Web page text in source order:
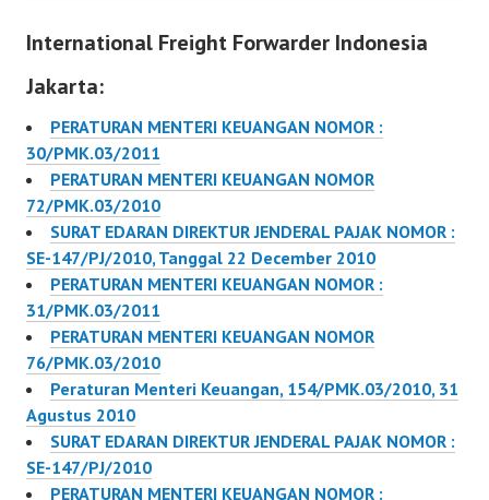
Dikecualikan Dari Objek
International Freight Forwarder Indonesia
Jakarta:
PERATURAN MENTERI KEUANGAN NOMOR :
30/PMK.03/2011
PERATURAN MENTERI KEUANGAN NOMOR
72/PMK.03/2010
SURAT EDARAN DIREKTUR JENDERAL PAJAK NOMOR :
SE-147/PJ/2010, Tanggal 22 December 2010
PERATURAN MENTERI KEUANGAN NOMOR :
31/PMK.03/2011
PERATURAN MENTERI KEUANGAN NOMOR
76/PMK.03/2010
Peraturan Menteri Keuangan, 154/PMK.03/2010, 31
Agustus 2010
SURAT EDARAN DIREKTUR JENDERAL PAJAK NOMOR :
SE-147/PJ/2010
PERATURAN MENTERI KEUANGAN NOMOR :